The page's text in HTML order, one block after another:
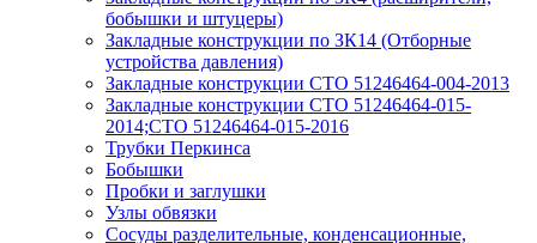
бобышки и штуцеры)
Закладные конструкции по ЗК14 (Отборные
устройства давления)
Закладные конструкции СТО 51246464-004-2013
Закладные конструкции СТО 51246464-015-
2014;СТО 51246464-015-2016
Трубки Перкинса
Бобышки
Пробки и заглушки
Узлы обвязки
Сосуды разделительные, конденсационные,